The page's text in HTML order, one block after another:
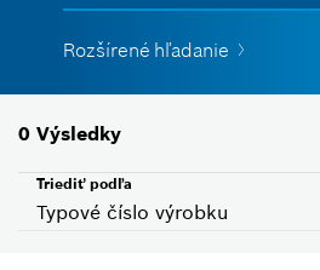
Rozšírené hľadanie
0 Výsledky
Typové číslo výrobku
Triediť podľa